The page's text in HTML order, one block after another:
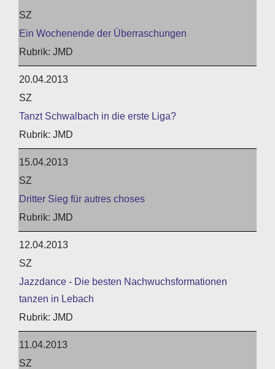
SZ
Ein Wochenende der Überraschungen
JMD
20.04.2013
SZ
Tanzt Schwalbach in die erste Liga?
JMD
15.04.2013
SZ
Dritter Sieg für autres choses
JMD
12.04.2013
SZ
Jazzdance - Die besten Nachwuchsformationen
tanzen in Lebach
JMD
11.04.2013
SZ